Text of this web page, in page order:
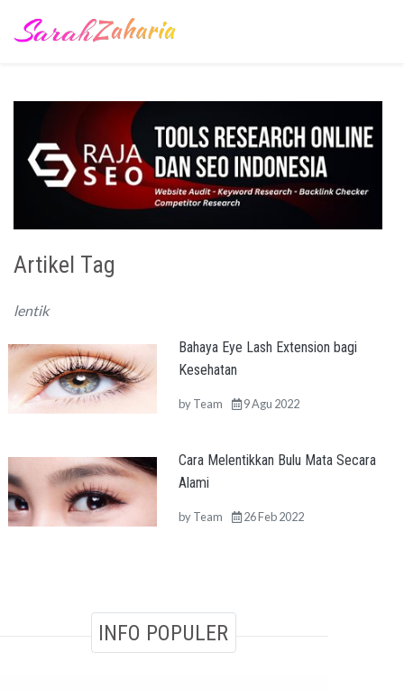
Artikel Tag
lentik
Bahaya Eye Lash Extension bagi
Kesehatan
byTeam 9 Agu 2022
Cara Melentikkan Bulu Mata Secara
Alami
byTeam 26 Feb 2022
INFO POPULER